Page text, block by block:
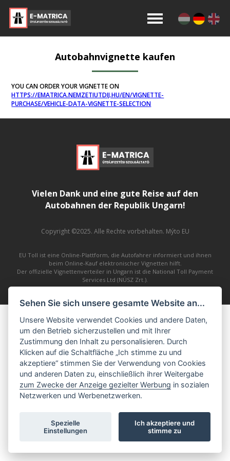
Autobahnvignette kaufen
YOU CAN ORDER YOUR VIGNETTE ON
HTTPS://EMATRICA.NEMZETIUTDIJ.HU/EN/VIGNETTE-
PURCHASE/VEHICLE-DATA-VIGNETTE-SELECTION
Vielen Dank und eine gute Reise auf den
Autobahnen der Republik Ungarn!
Copyright ©2025. Alle Rechte vorbehalten. Mýto EU
EU Toll ist eine Online-Plattform, die Autofahrer informiert und ihnen
beim Online-Kauf elektronischer Vignetten hilft.
Der offizielle Vignettenverteiler in Ungarn ist die National Toll Payment
Services Ltd (NÚSZ Zrt.).
Sehen Sie sich unsere gesamte Website an...
Unsere Website verwendet Cookies und andere Daten,
um den Betrieb sicherzustellen und mit Ihrer
Zustimmung den Inhalt zu personalisieren. Durch
Klicken auf die Schaltfläche „Ich stimme zu und
akzeptiere“ stimmen Sie der Verwendung von Cookies
und anderen Daten zu, einschließlich ihrer Weitergabe
zum Zwecke der Anzeige gezielter Werbung in sozialen
Netzwerken und Werbenetzwerken.
Ich akzeptiere und
stimme zu
Spezielle
Einstellungen